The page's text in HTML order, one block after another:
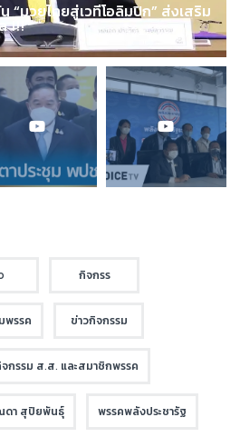
“มวยไทยสู่เวทีโอลิมปิก” ส่งเสริม
!!!
กิจกรร
พรรค ข่าวกิจกรรม
จกรรม ส.ส. และสมาชิกพรรค
า สุปิยพันธุ์ พรรคพลังประชารัฐ